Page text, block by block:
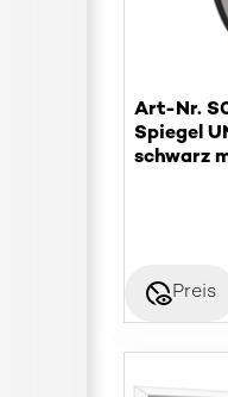
Art-Nr.
Spiegel
schwarz
disabled_visiblePreis